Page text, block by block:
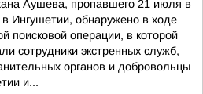
Аушева, пропавшего 21 июля в
в Ингушетии, обнаружено в ходе
поисковой операции, в которой
сотрудники экстренных служб,
органов и добровольцы
и...